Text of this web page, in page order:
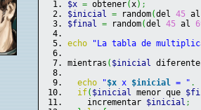
$x = obtener(x) ;
$inicial = random(del 45
$final = random(del 45 al
echo
"La tabla de
mientras ( $inicial
echo
"$x x $inicial = " .
if( $inicial menor que
incrementar $inicial ;